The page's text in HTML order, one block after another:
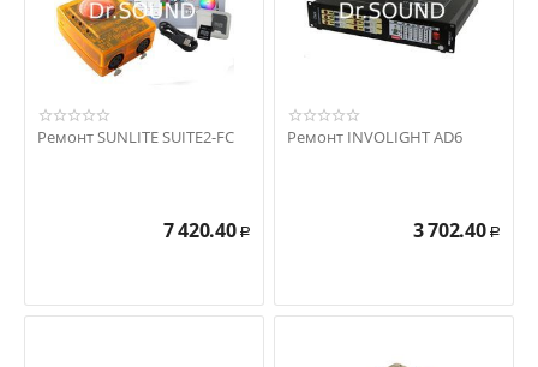
Ремонт SUNLITE SUITE2-FC
7 420.40 Р
Ремонт INVOLIGHT AD6
3 702.40 Р